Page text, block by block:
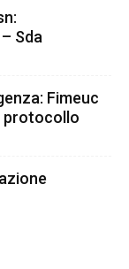
Sda
Fimeuc
protocollo